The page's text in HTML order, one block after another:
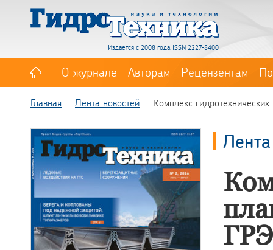
Издается с 2008 года. ISSN 2227-8400
О журнале Авторам Рецензентам
Главная Лента новостей Комплекс